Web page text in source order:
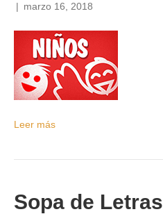
| marzo 16, 2018
Leer más
Sopa de Letras